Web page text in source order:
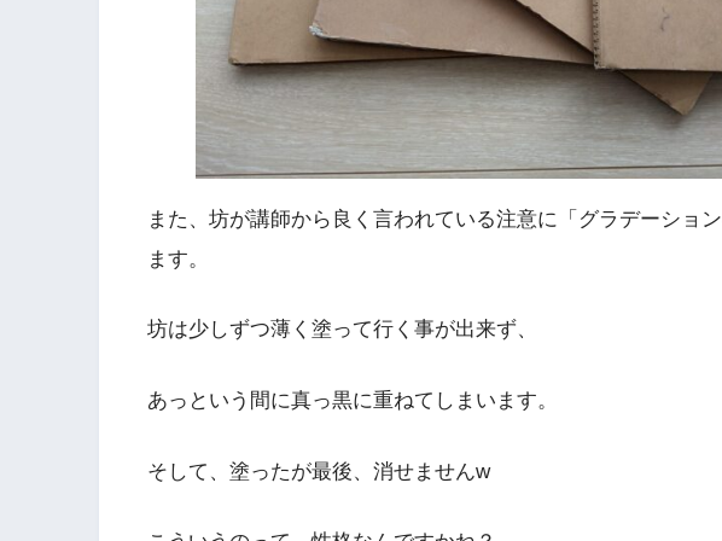
また、坊が講師から良く言われている注意に「グラデーショ
ます。
坊は少しずつ薄く塗って行く事が出来ず、
あっという間に真っ黒に重ねてしまいます。
そして、塗ったが最後、消せませんw